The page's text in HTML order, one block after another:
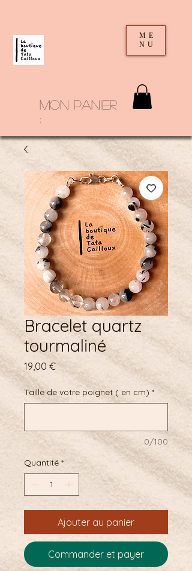
mon panier
:
ME
NU
Bracelet quartz
tourmaliné
19,00 €Prix
Taille de votre poignet ( en cm) *
0/100
Quantité *
Ajouter au panier
Commander et payer